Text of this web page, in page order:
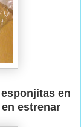
en
estrenar